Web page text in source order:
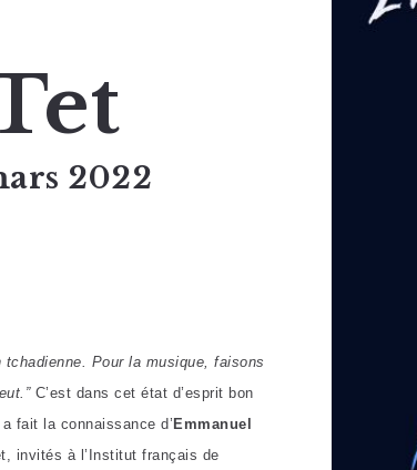
2022
tchadienne. Pour la musique, faisons
C’est dans cet état d’esprit bon
fait la connaissance d’Emmanuel
invités à l’Institut français de